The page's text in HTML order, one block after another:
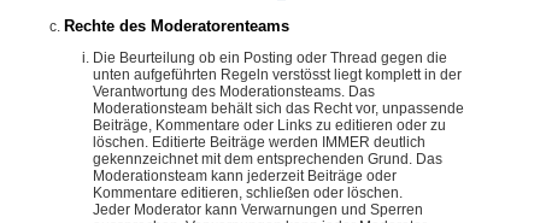
Rechte des Moderatorenteams
Die Beurteilung ob ein Posting oder Thread gegen die
unten aufgeführten Regeln verstösst liegt komplett in der
Verantwortung des Moderationsteams. Das
Moderationsteam behält sich das Recht vor, unpassende
Beiträge, Kommentare oder Links zu editieren oder zu
löschen. Editierte Beiträge werden IMMER deutlich
gekennzeichnet mit dem entsprechenden Grund. Das
Moderationsteam kann jederzeit Beiträge oder
Kommentare editieren, schließen oder löschen.
Jeder Moderator kann Verwarnungen und Sperren